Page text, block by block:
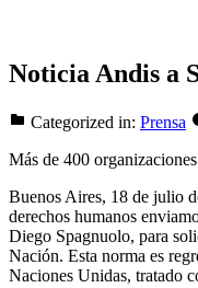
Noticia Andis a
Categorized in: Prensa
Más de 400
Buenos Aires, 18 de julio
derechos humanos
Diego Spagnuolo, para
Nación. Esta norma es
Naciones Unidas, tratado